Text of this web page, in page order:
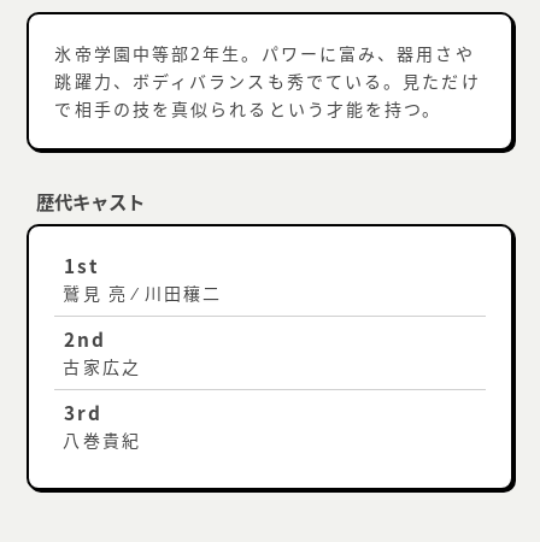
氷帝学園中等部2年生。パワーに富み、器用さや
跳躍力、ボディバランスも秀でている。見ただけ
で相手の技を真似られるという才能を持つ。
歴代キャスト
1st
鷲見 亮 ⁄ 川田穰二
2nd
古家広之
3rd
八巻貴紀